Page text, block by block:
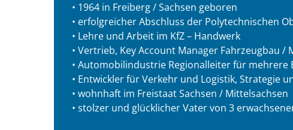
• 1964 in Freiberg / Sachsen geboren
• erfolgreicher Abschluss der Polytechnischen
• Lehre und Arbeit im KfZ – Handwerk
• Vertrieb, Key Account Manager Fahrzeugbau /
• Automobilindustrie Regionalleiter für mehrere
• Entwickler für Verkehr und Logistik, Strategie
• wohnhaft im Freistaat Sachsen / Mittelsachsen
• stolzer und glücklicher Vater von 3